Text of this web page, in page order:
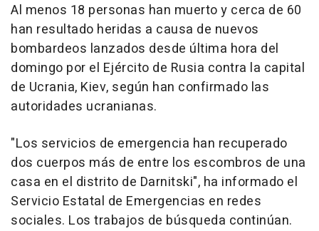
Al menos 18 personas han muerto y cerca de 60
han resultado heridas a causa de nuevos
bombardeos lanzados desde última hora del
domingo por el Ejército de Rusia contra la capital
de Ucrania, Kiev, según han confirmado las
autoridades ucranianas.
"Los servicios de emergencia han recuperado
dos cuerpos más de entre los escombros de una
casa en el distrito de Darnitski", ha informado el
Servicio Estatal de Emergencias en redes
sociales. Los trabajos de búsqueda continúan.